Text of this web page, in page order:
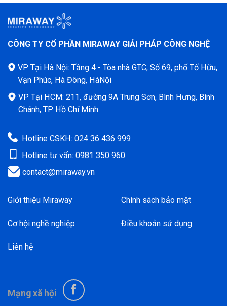
CÔNG TY CỔ PHẦN MIRAWAY GIẢI PHÁP CÔNG NGHỆ
VP Tại Hà Nội: Tầng 4 - Tòa nhà GTC, Số 69, phố Tố Hữu,
Vạn Phúc, Hà Đông, HàNội
VP Tại HCM: 211, đường 9A Trung Sơn, Bình Hưng, Bình
Chánh, TP Hồ Chí Minh
Hotline CSKH: 024 36 436 999
Hotline tư vấn: 0981 350 960
contact@miraway.vn
Giới thiệu Miraway
Cơ hội nghề nghiệp
Liên hệ
Chính sách bảo mật
Điều khoản sử dụng
Mạng xã hội